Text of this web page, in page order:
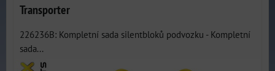
Transporter
226236B: Kompletní sada silentbloků podvozku - Kompletní
sada...